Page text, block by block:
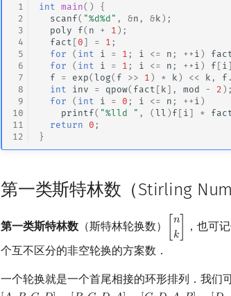
1
2
3
4
5
6
7
8
9
10
11
12
int main()
{
scanf( "%d%d" , &n , &k );
poly
f( n + 1 );
fact [ 0 ] = 1 ;
for
( int i = 1 ; i <= n ; ++ i ) fact
for
( int i = 1 ; i <= n ; ++ i ) f [ i ]
f
= exp(log( f >> 1 ) * k ) << k , f .
int
inv = qpow( fact [ k ], mod - 2 );
for
( int i = 0 ; i <= n ; ++ i )
printf( "%lld " , (ll ) f [ i ] * fact
return
0 ;
}
第一类斯特林数（Stirling
第一类斯特林数 （斯特林轮换数）
𝑛
𝑘
n ，也可
个互不区分的非空轮换的方案数．
一个轮换就是一个首尾相接的环形排列．我们